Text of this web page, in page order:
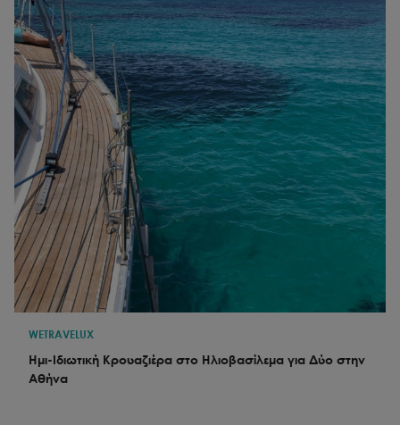
WETRAVELUX
Ημι-Ιδιωτική Κρουαζιέρα στο Ηλιοβασίλεμα για Δύο στην
Αθήνα